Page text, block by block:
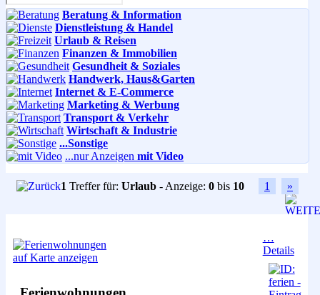
Beratung & Information
Dienstleistung & Handel
Urlaub & Reisen
Finanzen & Immobilien
Gesundheit & Soziales
Handwerk, Haus&Garten
Internet & E-Commerce
Marketing & Werbung
Transport & Verkehr
Wirtschaft & Industrie
...Sonstige
...nur Anzeigen mit Video
1 Treffer für: Urlaub - Anzeige: 0 bis 10 1 »
…
Details